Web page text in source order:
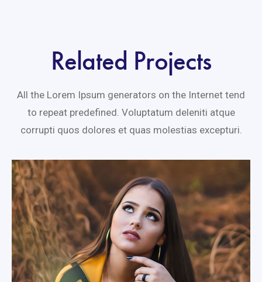
Related Projects
All the Lorem Ipsum generators on the Internet tend
to repeat predefined. Voluptatum deleniti atque
corrupti quos dolores et quas molestias excepturi.